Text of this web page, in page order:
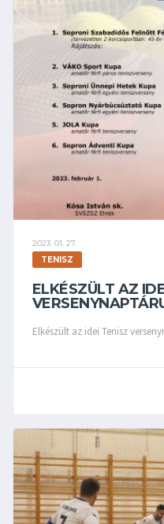
2023. 01. 27.
TENISZ
ELKÉSZÜLT AZ
Elkészült az idei Tenisz